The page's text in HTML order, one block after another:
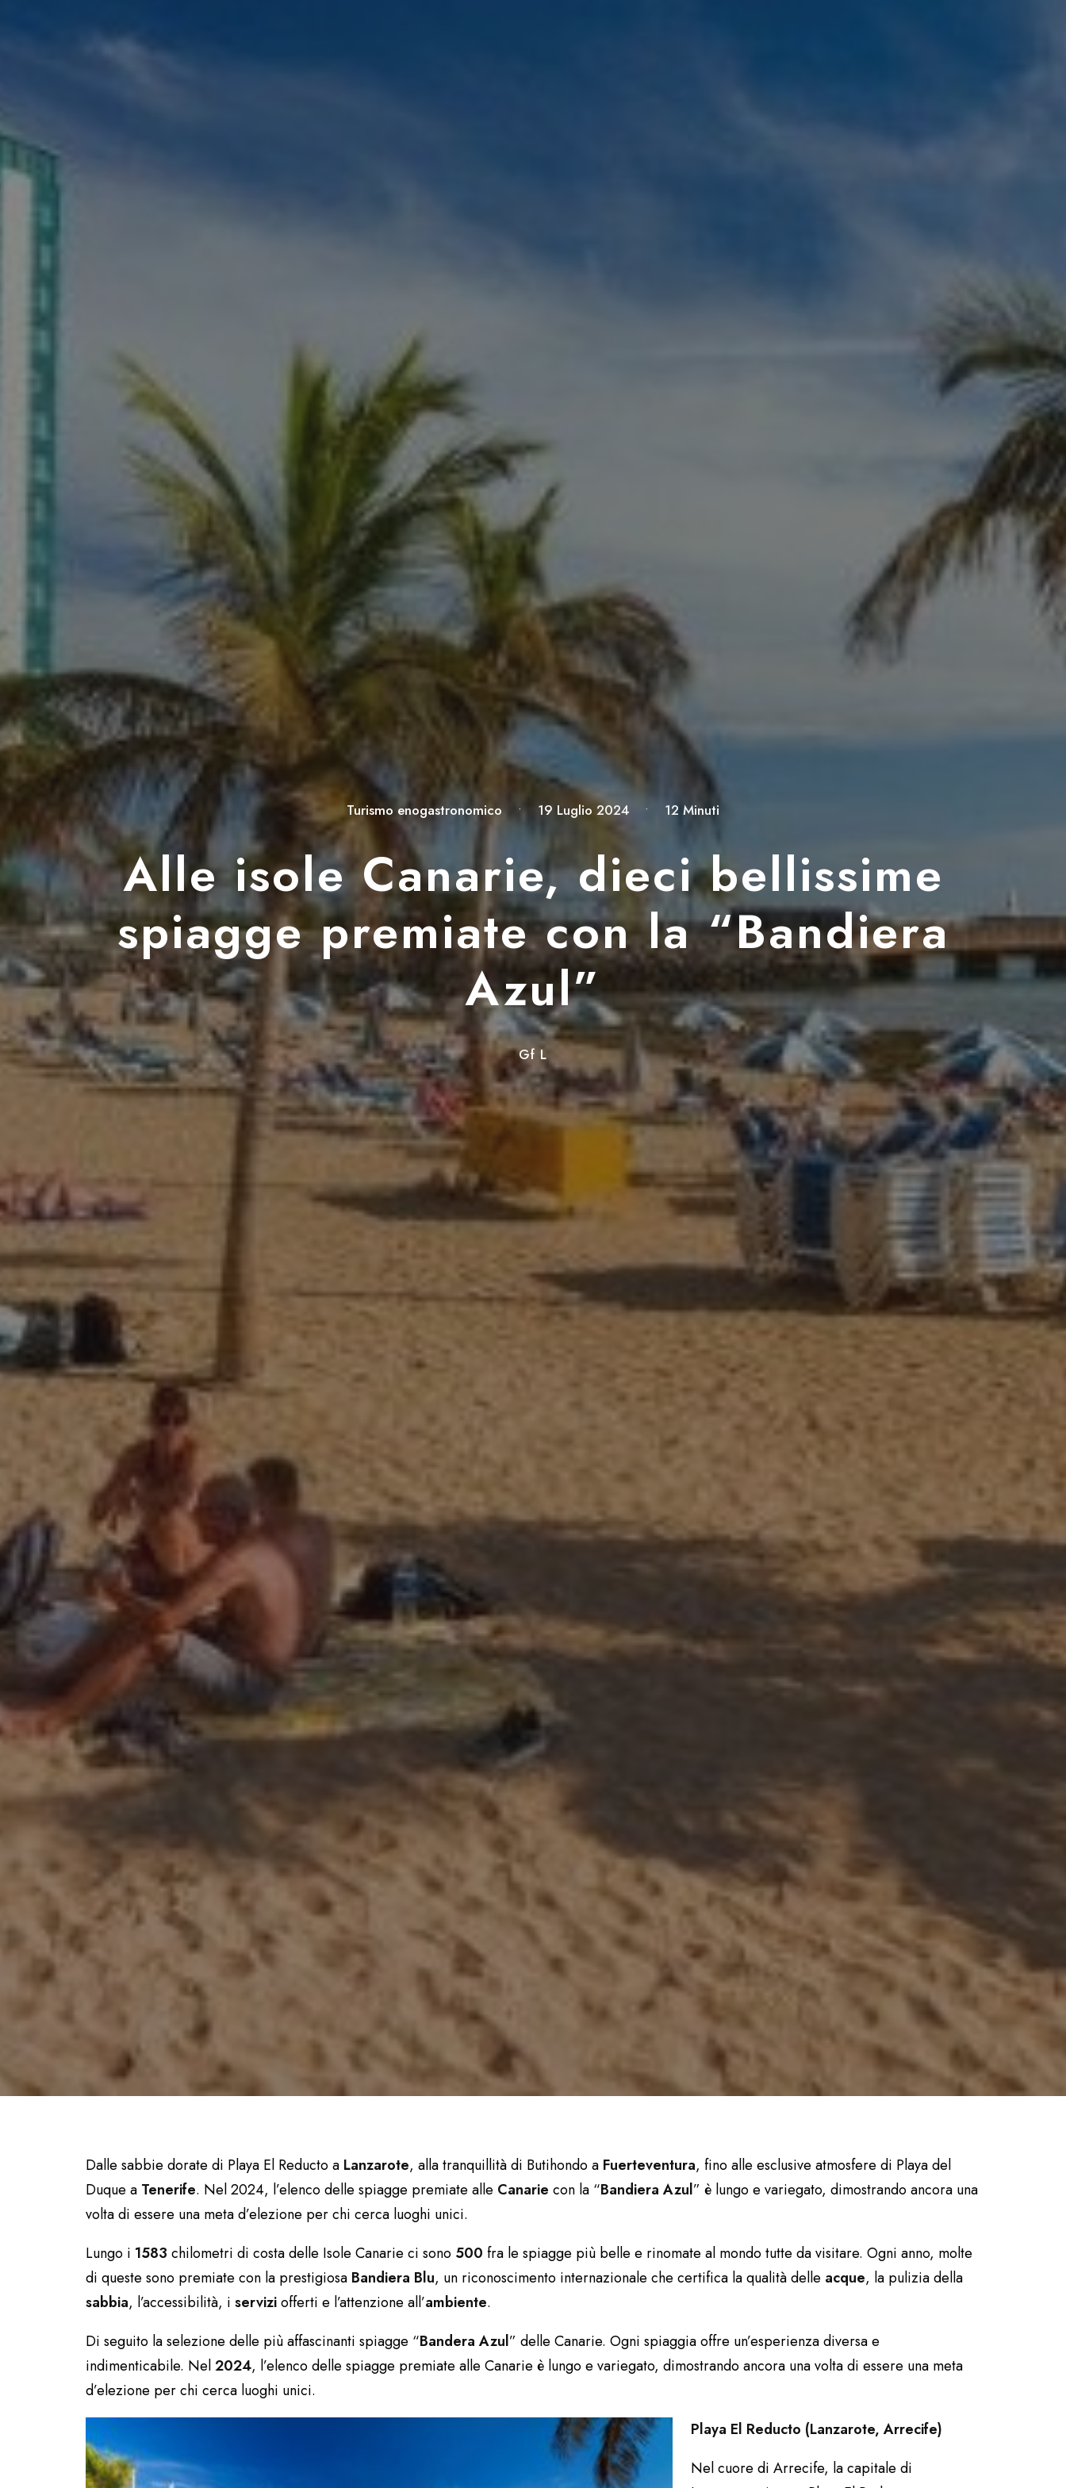
Turismo enogastronomico • 19 Luglio 2024 • 12 Minuti
Alle isole Canarie, dieci bellissime
spiagge premiate con la “Bandiera
Azul”
Gf L
Dalle sabbie dorate di Playa El Reducto a Lanzarote, alla tranquillità di Butihondo a Fuerteventura, fino alle esclusive atmosfere di Playa del
Duque a Tenerife. Nel 2024, l’elenco delle spiagge premiate alle Canarie con la “Bandiera Azul” è lungo e variegato, dimostrando ancora una
volta di essere una meta d’elezione per chi cerca luoghi unici.
Lungo i 1583 chilometri di costa delle Isole Canarie ci sono 500 fra le spiagge più belle e rinomate al mondo tutte da visitare. Ogni anno, molte
di queste sono premiate con la prestigiosa Bandiera Blu, un riconoscimento internazionale che certifica la qualità delle acque, la pulizia della
sabbia, l’accessibilità, i serviziofferti e l’attenzione all’ambiente.
Di seguito la selezione delle più affascinanti spiagge “Bandera Azul” delle Canarie. Ogni spiaggia offre un’esperienza diversa e
indimenticabile. Nel2024, l’elenco delle spiagge premiate alle Canarie è lungo e variegato, dimostrando ancora una volta di essere una meta
d’elezione per chi cerca luoghi unici.
Playa El Reducto (Lanzarote, Arrecife)
Nel cuore di Arrecife, la capitale di